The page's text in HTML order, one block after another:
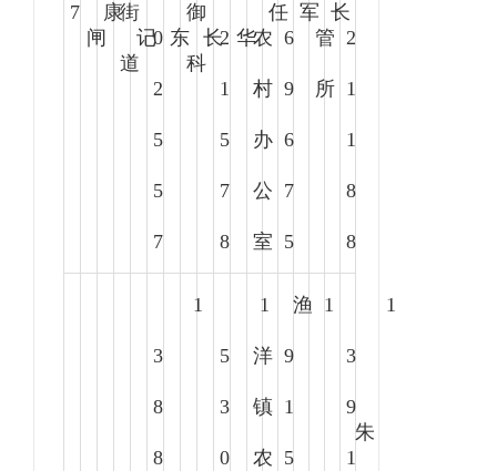
7
闸
康街
道
记0
2
5
5
7
东
御
科
长2
1
5
7
8
华农
村
办
公
室
任
6
9
6
7
5
军
管
所
长
2
1
1
8
8
1
3
8
8
1
5
3
0
渔
洋
镇
农
1
9
1
5
朱
1
3
9
1